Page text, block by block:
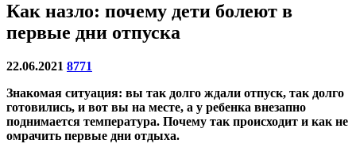
Как назло: почему дети болеют в
первые дни отпуска
22.06.2021 8771
Знакомая ситуация: вы так долго ждали отпуск, так долго
готовились, и вот вы на месте, а у ребенка внезапно
поднимается температура. Почему так происходит и как не
омрачить первые дни отдыха.